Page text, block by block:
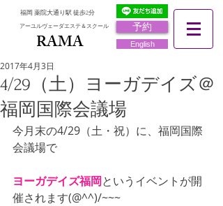
予約
福岡 薬院大通り駅 徒歩2分
アーユルヴェーダエステ＆スクール
RAMA English
4/29（土）ヨーガデイズ＠
福岡国際会議場
2017年4月3日
今月末の4/29（土・祝）に、福岡国際
会議場で
ヨーガデイズ福岡というイベントが開
催されます(@^^)/~~~